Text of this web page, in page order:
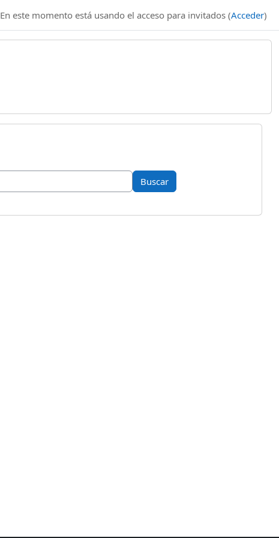
En este momento está usando el acceso para invitados (Acceder)